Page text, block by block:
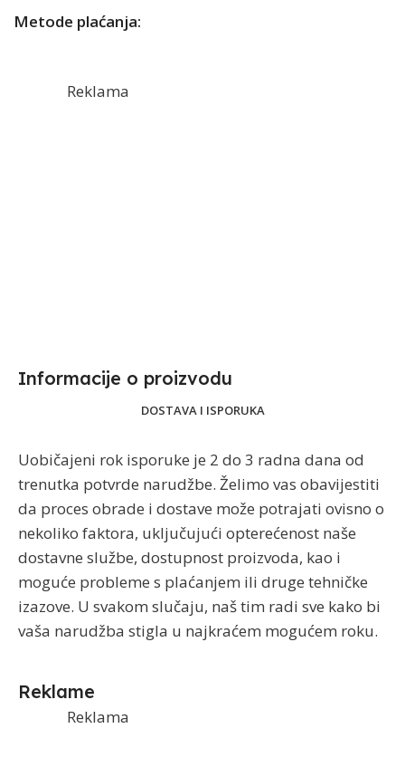
Metode plaćanja:
Reklama
Informacije o proizvodu​
DOSTAVA I ISPORUKA
Uobičajeni rok isporuke je 2 do 3 radna dana od
trenutka potvrde narudžbe. Želimo vas obavijestiti
da proces obrade i dostave može potrajati ovisno o
nekoliko faktora, uključujući opterećenost naše
dostavne službe, dostupnost proizvoda, kao i
moguće probleme s plaćanjem ili druge tehničke
izazove. U svakom slučaju, naš tim radi sve kako bi
vaša narudžba stigla u najkraćem mogućem roku.
Reklame
Reklama